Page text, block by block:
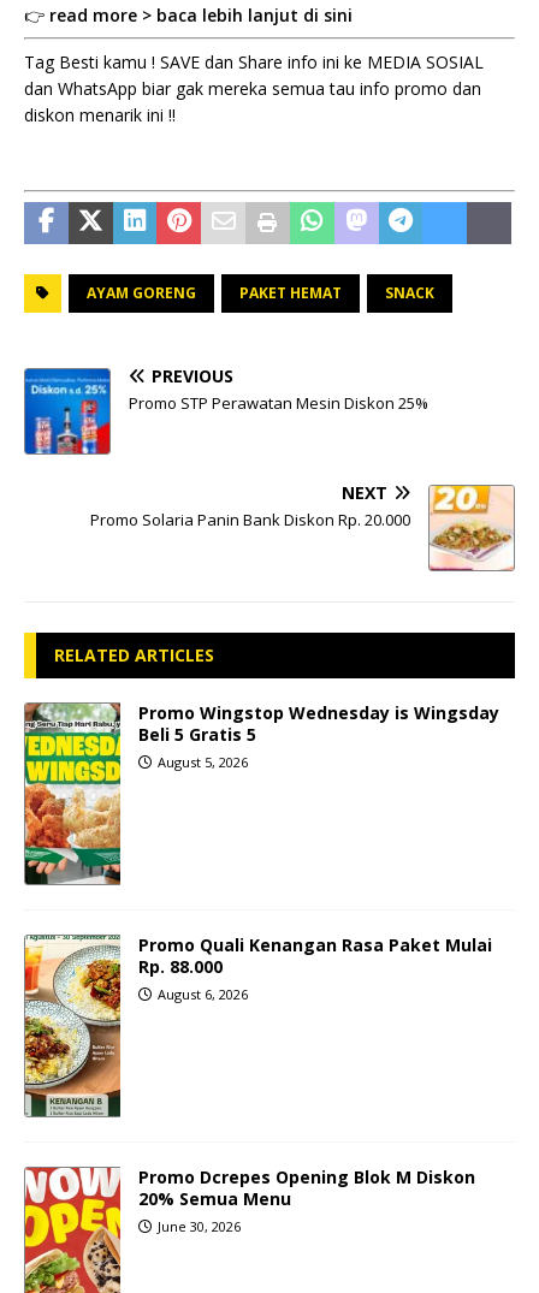
👉 read more > baca lebih lanjut di sini
Tag Besti kamu ! SAVE dan Share info ini ke MEDIA SOSIAL
dan WhatsApp biar gak mereka semua tau info promo dan
diskon menarik ini !!
AYAM GORENG PAKET HEMAT SNACK
PREVIOUS
Promo STP Perawatan Mesin Diskon 25%
NEXT
Promo Solaria Panin Bank Diskon Rp. 20.000
RELATED ARTICLES
Promo Wingstop Wednesday is Wingsday
Beli 5 Gratis 5
August 5, 2026
Promo Quali Kenangan Rasa Paket Mulai
Rp. 88.000
August 6, 2026
Promo Dcrepes Opening Blok M Diskon
20% Semua Menu
June 30, 2026